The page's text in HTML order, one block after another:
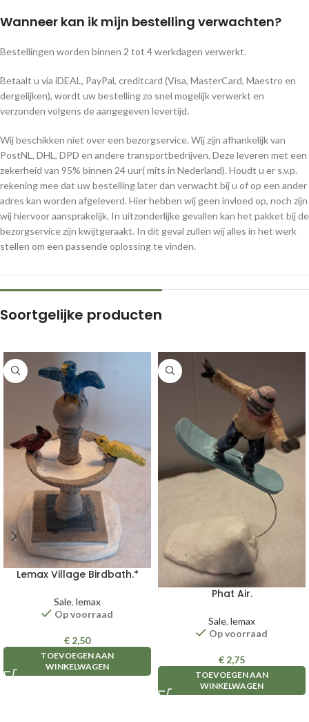
Wanneer kan ik mijn bestelling verwachten?
Bestellingen worden binnen 2 tot 4 werkdagen verwerkt.
Betaalt u via iDEAL, PayPal, creditcard (Visa, MasterCard, Maestro en
dergelijken), wordt uw bestelling zo snel mogelijk verwerkt en
verzonden volgens de aangegeven levertijd.
Wij beschikken niet over een bezorgservice. Wij zijn afhankelijk van
PostNL, DHL, DPD en andere transportbedrijven. Deze leveren met een
zekerheid van 95% binnen 24 uur( mits in Nederland). Houdt u er s.v.p.
rekening mee dat uw bestelling later dan verwacht bij u of op een ander
adres kan worden afgeleverd. Hier hebben wij geen invloed op, noch zijn
wij hiervoor aansprakelijk. In uitzonderlijke gevallen kan het pakket bij de
bezorgservice zijn kwijtgeraakt. In dit geval zullen wij alles in het werk
stellen om een passende oplossing te vinden.
Soortgelijke producten
Lemax Village Birdbath.*
Sale, lemax
Op voorraad
€ 2,50
TOEVOEGEN AAN
WINKELWAGEN
Phat Air.
Sale, lemax
Op voorraad
€ 2,75
TOEVOEGEN AAN
WINKELWAGEN